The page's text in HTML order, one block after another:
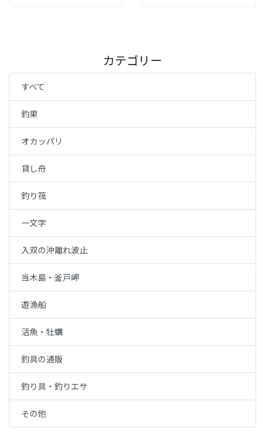
カテゴリー
すべて
釣果
オカッパリ
貸し舟
釣り筏
一文字
入双の沖離れ波止
当木島・釜戸岬
遊漁船
活魚・牡蠣
釣具の通販
釣り具・釣りエサ
その他